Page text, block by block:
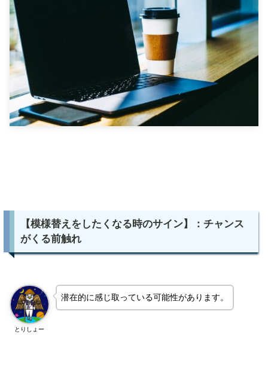
【模様替えをしたくなる時のサイン】：チャンス
がくる前触れ
とりしょー
潜在的に感じ取っている可能性があります。